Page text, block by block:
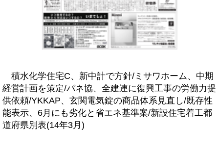
積水化学住宅C、新中計で方針/ミサワホーム、中期
経営計画を策定/パネ協、全建連に復興工事の労働力提
供依頼/YKKAP、玄関電気錠の商品体系見直し/既存性
能表示、6月にも劣化と省エネ基準案/新設住宅着工都
道府県別表(14年3月)